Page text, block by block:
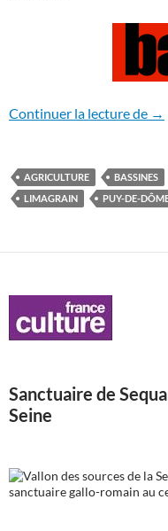
Continuer la lecture de →
AGRICULTURE BASSINES
LIMAGRAIN
PUY-DE-
Sanctuaire de
Seine